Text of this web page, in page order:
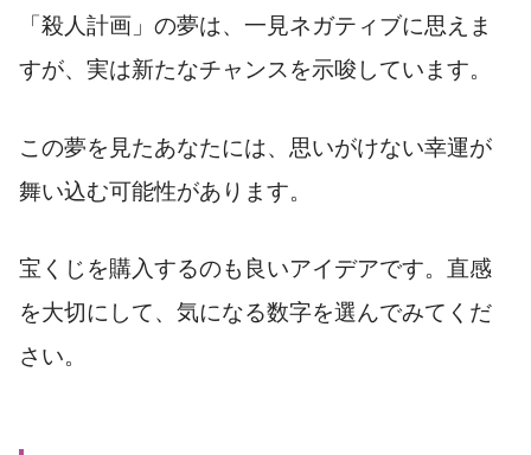
「殺人計画」の夢は、一見ネガティブに思えま
すが、実は新たなチャンスを示唆しています。
この夢を見たあなたには、思いがけない幸運が
舞い込む可能性があります。
宝くじを購入するのも良いアイデアです。直感
を大切にして、気になる数字を選んでみてくだ
さい。